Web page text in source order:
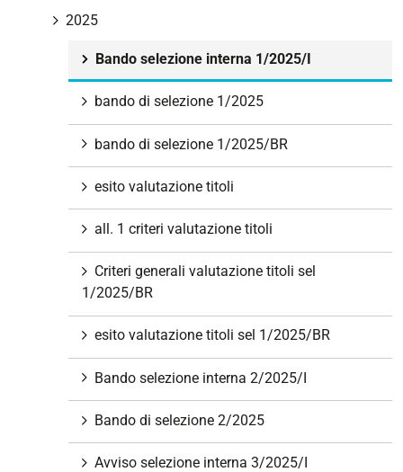
2025
Bando selezione interna 1/2025/I
bando di selezione 1/2025
bando di selezione 1/2025/BR
esito valutazione titoli
all. 1 criteri valutazione titoli
Criteri generali valutazione titoli sel
1/2025/BR
esito valutazione titoli sel 1/2025/BR
Bando selezione interna 2/2025/I
Bando di selezione 2/2025
Avviso selezione interna 3/2025/I